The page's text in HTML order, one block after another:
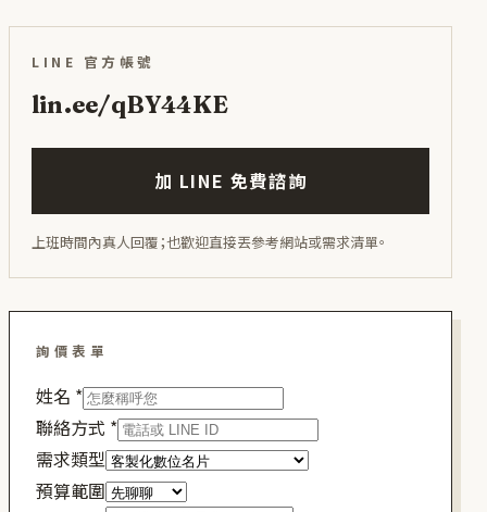
LINE 官方帳號
lin.ee/qBY44KE
加 LINE 免費諮詢
上班時間內真人回覆；也歡迎直接丟參考網站或需求清單。
詢價表單
姓名 *
聯絡方式 *
需求類型
預算範圍